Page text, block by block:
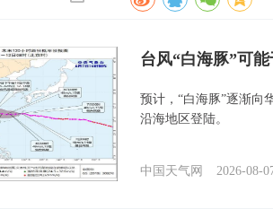
台风“白海豚”可
预计，“白海豚”逐渐向
沿海地区登陆。
中国天气网 2026-08-